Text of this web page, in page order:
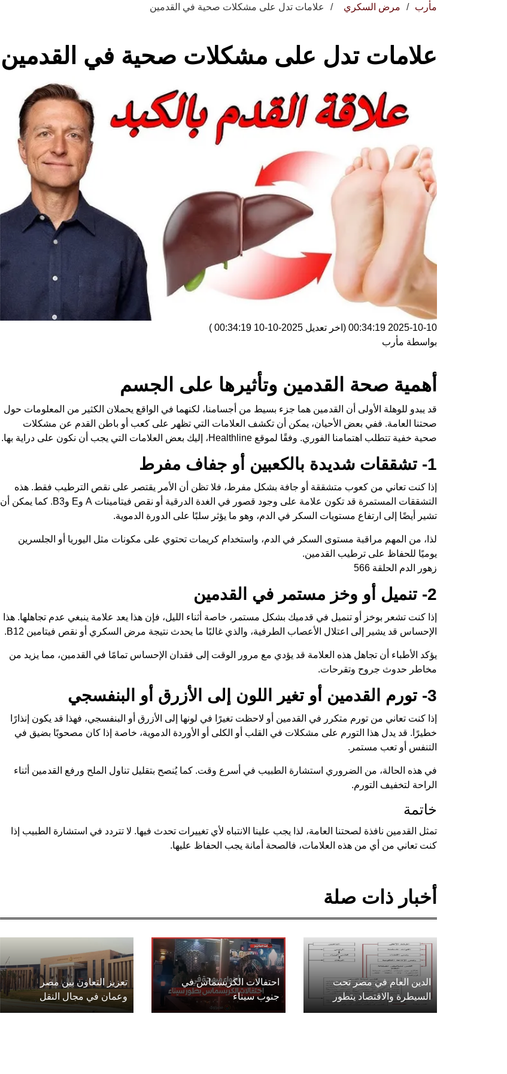
مأرب مرض السكري علامات تدل على مشكلات صحية في القدمين
علامات تدل على مشكلات صحية في القدمين
2025-10-10 00:34:19 (اخر تعديل 2025-10-10 00:34:19
)
بواسطة مأرب
أهمية صحة القدمين وتأثيرها على الجسم
قد يبدو للوهلة الأولى أن القدمين هما جزء بسيط من أجسامنا، لكنهما في الواقع يحملان الكثير من المعلومات حول
صحتنا العامة. ففي بعض الأحيان، يمكن أن تكشف العلامات التي تظهر على كعب أو باطن القدم عن مشكلات
صحية خفية تتطلب اهتمامنا الفوري. وفقًا لموقع Healthline، إليك بعض العلامات التي يجب أن نكون على دراية بها.
1- تشققات شديدة بالكعبين أو جفاف مفرط
إذا كنت تعاني من كعوب متشققة أو جافة بشكل مفرط، فلا تظن أن الأمر يقتصر على نقص الترطيب فقط. هذه
التشققات المستمرة قد تكون علامة على وجود قصور في الغدة الدرقية أو نقص فيتامينات A وE وB3. كما يمكن أن
تشير أيضًا إلى ارتفاع مستويات السكر في الدم، وهو ما يؤثر سلبًا على الدورة الدموية.
لذا، من المهم مراقبة مستوى السكر في الدم، واستخدام كريمات تحتوي على مكونات مثل اليوريا أو الجلسرين
يوميًا للحفاظ على ترطيب القدمين.
زهور الدم الحلقة 566
2- تنميل أو وخز مستمر في القدمين
إذا كنت تشعر بوخز أو تنميل في قدميك بشكل مستمر، خاصة أثناء الليل، فإن هذا يعد علامة ينبغي عدم تجاهلها. هذا
الإحساس قد يشير إلى اعتلال الأعصاب الطرفية، والذي غالبًا ما يحدث نتيجة مرض السكري أو نقص فيتامين B12.
يؤكد الأطباء أن تجاهل هذه العلامة قد يؤدي مع مرور الوقت إلى فقدان الإحساس تمامًا في القدمين، مما يزيد من
مخاطر حدوث جروح وتقرحات.
3- تورم القدمين أو تغير اللون إلى الأزرق أو البنفسجي
إذا كنت تعاني من تورم متكرر في القدمين أو لاحظت تغيرًا في لونها إلى الأزرق أو البنفسجي، فهذا قد يكون إنذارًا
خطيرًا. قد يدل هذا التورم على مشكلات في القلب أو الكلى أو الأوردة الدموية، خاصة إذا كان مصحوبًا بضيق في
التنفس أو تعب مستمر.
في هذه الحالة، من الضروري استشارة الطبيب في أسرع وقت. كما يُنصح بتقليل تناول الملح ورفع القدمين أثناء
الراحة لتخفيف التورم.
خاتمة
تمثل القدمين نافذة لصحتنا العامة، لذا يجب علينا الانتباه لأي تغييرات تحدث فيها. لا تتردد في استشارة الطبيب إذا
كنت تعاني من أي من هذه العلامات، فالصحة أمانة يجب الحفاظ عليها.
أخبار ذات صلة
الدين العام في مصر تحت
السيطرة والاقتصاد يتطور
احتفالات الكريسماس في
جنوب سيناء
تعزيز التعاون بين مصر
وعمان في مجال النقل